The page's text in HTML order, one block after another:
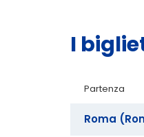
I
Partenza
Roma